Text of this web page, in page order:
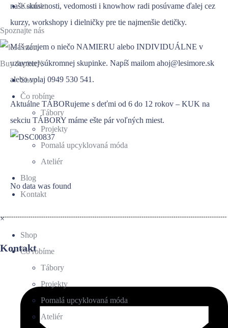
Kontakt
Spoznajte nás
BuyJupiterX
Shop
Čo robíme
Tábory
Projekty
Pomalá upcyklovaná móda
Ateliér
Blog
Kontakt
×
Shop
Čo robíme
Tábory
Projekty
Pomalá upcyklovaná móda
Ateliér
naše skúsenosti, vedomosti i knowhow radi posúvame ďalej cez
kurzy, workshopy i dielničky pre tie najmenšie detičky.
Máš záujem o niečo NAMIERU alebo INDIVIDUÁLNE v
uzavretej súkromnej skupinke. Napíš mailom ahoj@lesimore.sk
alebo volaj 0949 530 541.
Aktuálne TÁBORujeme s deťmi od 6 do 12 rokov – KUK na
sekciu TÁBORY máme ešte pár voľných miest.
No data was found
Kontakt